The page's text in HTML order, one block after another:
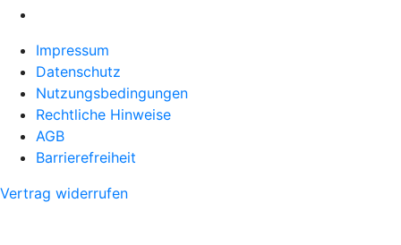
Impressum
Datenschutz
Nutzungsbedingungen
Rechtliche Hinweise
AGB
Barrierefreiheit
Vertrag widerrufen